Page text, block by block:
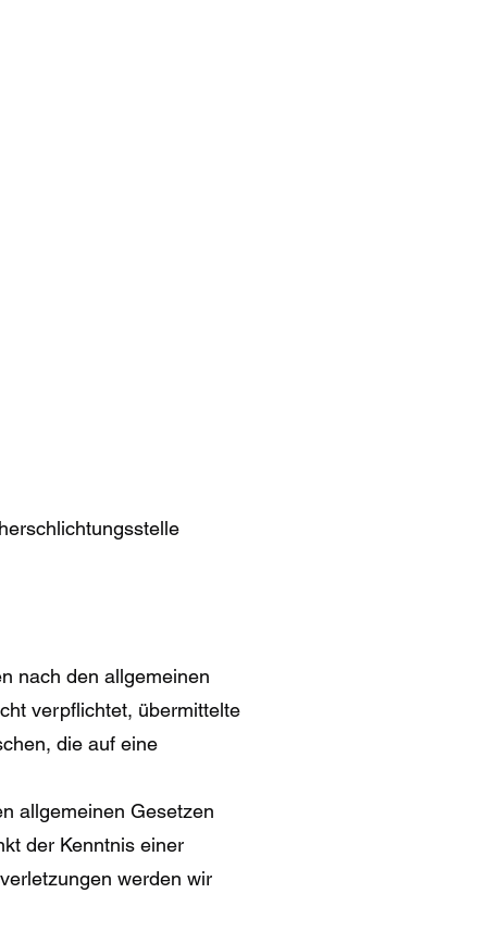
nach den allgemeinen
verpflichtet, übermittelte
die auf eine
allgemeinen Gesetzen
der Kenntnis einer
werden wir